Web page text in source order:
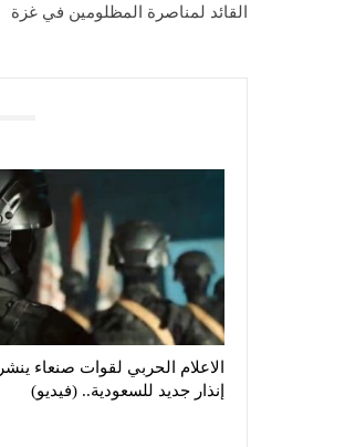
القائد لمناصرة المظلومين في غزة
الاعلام الحربي لقوات صنعاء ينشر
إنذار جديد للسعودية.. (فيديو)